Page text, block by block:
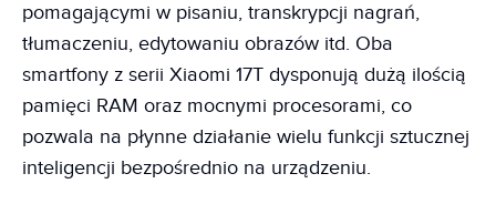
pomagającymi w pisaniu, transkrypcji nagrań,
tłumaczeniu, edytowaniu obrazów itd. Oba
smartfony z serii Xiaomi 17T dysponują dużą ilością
pamięci RAM oraz mocnymi procesorami, co
pozwala na płynne działanie wielu funkcji sztucznej
inteligencji bezpośrednio na urządzeniu.